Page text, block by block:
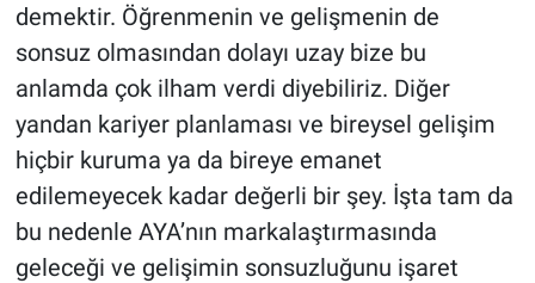
demektir. Öğrenmenin ve gelişmenin de
sonsuz olmasından dolayı uzay bize bu
anlamda çok ilham verdi diyebiliriz. Diğer
yandan kariyer planlaması ve bireysel gelişim
hiçbir kuruma ya da bireye emanet
edilemeyecek kadar değerli bir şey. İşta tam da
bu nedenle AYA’nın markalaştırmasında
geleceği ve gelişimin sonsuzluğunu işaret